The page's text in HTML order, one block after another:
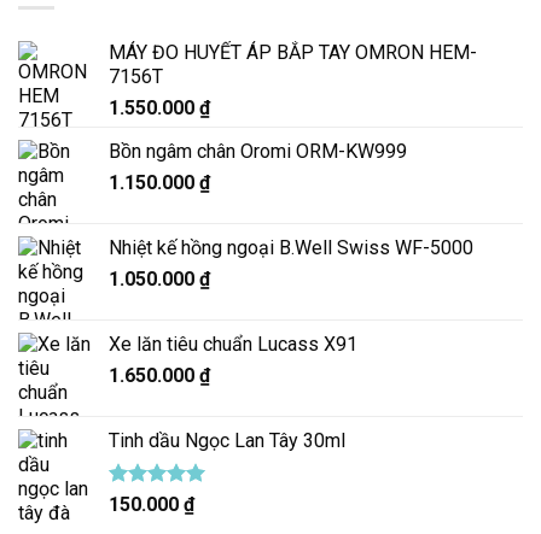
MÁY ĐO HUYẾT ÁP BẮP TAY OMRON HEM-
7156T
1.550.000 ₫
Bồn ngâm chân Oromi ORM-KW999
1.150.000 ₫
Nhiệt kế hồng ngoại B.Well Swiss WF-5000
1.050.000 ₫
Xe lăn tiêu chuẩn Lucass X91
1.650.000 ₫
Tinh dầu Ngọc Lan Tây 30ml
Được xếp
5.00
150.000 ₫